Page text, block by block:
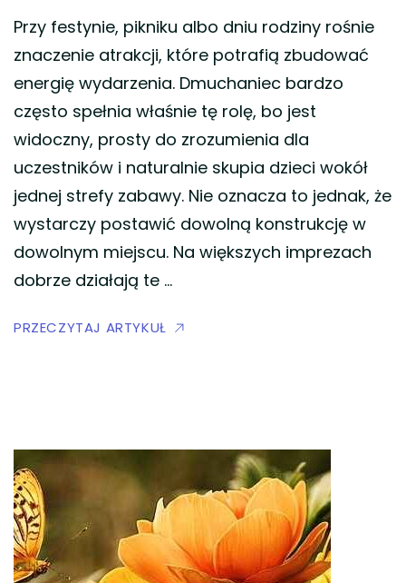
Przy festynie, pikniku albo dniu rodziny rośnie
znaczenie atrakcji, które potrafią zbudować
energię wydarzenia. Dmuchaniec bardzo
często spełnia właśnie tę rolę, bo jest
widoczny, prosty do zrozumienia dla
uczestników i naturalnie skupia dzieci wokół
jednej strefy zabawy. Nie oznacza to jednak, że
wystarczy postawić dowolną konstrukcję w
dowolnym miejscu. Na większych imprezach
dobrze działają te …
PRZECZYTAJ ARTYKUŁ